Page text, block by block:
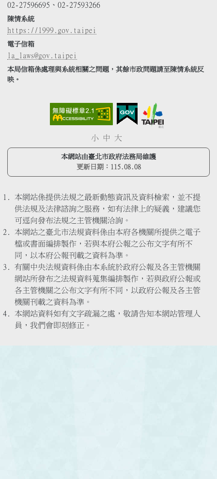
02-27596695、02-27593266
陳情系統
https://1999.gov.taipei
電子信箱
la_laws@gov.taipei
本局信箱係處理與系統相關之問題，其餘市政問題請至陳情系統反
映。
小 中 大
本網站由臺北市政府法務局維護
更新日期： 115.08.08
本網站係提供法規之最新動態資訊及資料檢索，並不提
供法規及法律諮詢之服務，如有法律上的疑義，建議您
可逕向發布法規之主管機關洽詢。
本網站之臺北市法規資料係由本府各機關所提供之電子
檔或書面編排製作，若與本府公報之公布文字有所不
同，以本府公報刊載之資料為準。
有關中央法規資料係由本系統於政府公報及各主管機關
網站所發布之法規資料蒐集編排製作，若與政府公報或
各主管機關之公布文字有所不同，以政府公報及各主管
機關刊載之資料為準。
本網站資料如有文字疏漏之處，敬請告知本網站管理人
員，我們會即刻修正。